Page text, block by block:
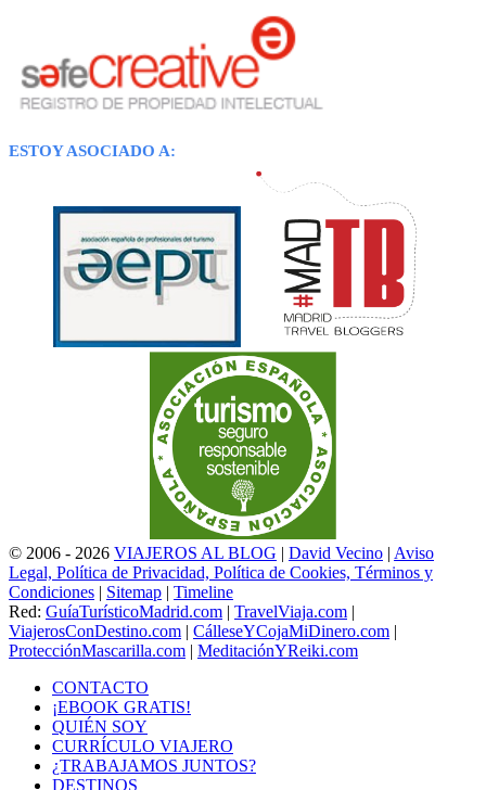
ESTOY ASOCIADO A:
© 2006 - 2026 VIAJEROS AL BLOG | David Vecino | Aviso
Legal, Política de Privacidad, Política de Cookies, Términos y
Condiciones | Sitemap | Timeline
Red: GuíaTurísticoMadrid.com | TravelViaja.com |
ViajerosConDestino.com | CálleseYCojaMiDinero.com |
ProtecciónMascarilla.com | MeditaciónYReiki.com
CONTACTO
¡EBOOK GRATIS!
QUIÉN SOY
CURRÍCULO VIAJERO
¿TRABAJAMOS JUNTOS?
DESTINOS